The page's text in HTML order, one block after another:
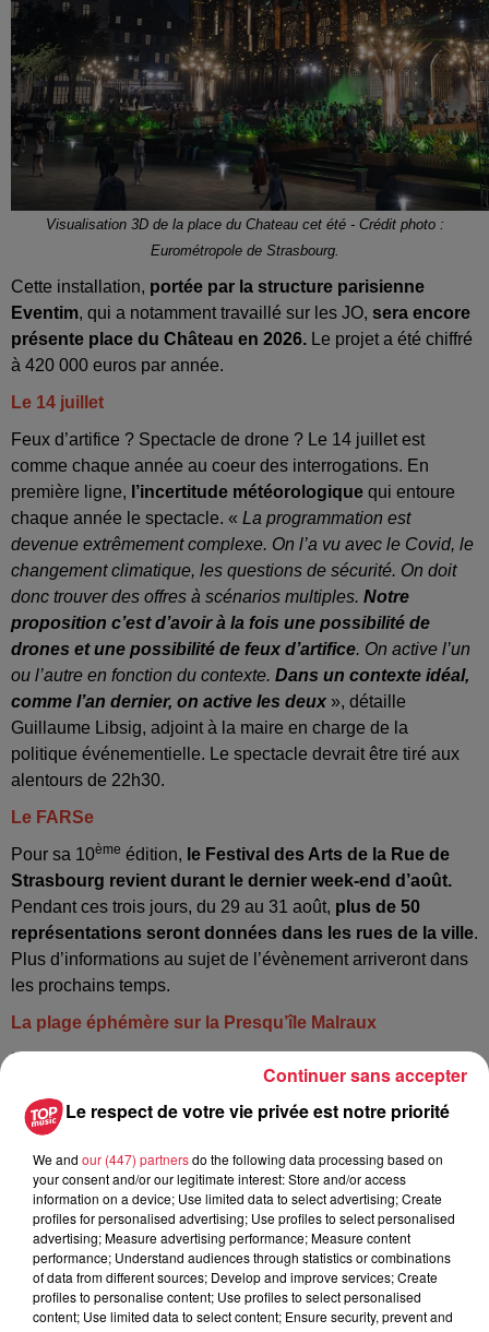
Visualisation 3D de la place du Chateau cet été - Crédit photo :
Eurométropole de Strasbourg.
Cette installation, portée par la structure parisienne
Eventim, qui a notamment travaillé sur les JO, sera encore
présente place du Château en 2026. Le projet a été chiffré
à 420 000 euros par année.
Le 14 juillet
Feux d’artifice ? Spectacle de drone ? Le 14 juillet est
comme chaque année au coeur des interrogations. En
première ligne, l’incertitude météorologique qui entoure
chaque année le spectacle. « La programmation est
devenue extrêmement complexe. On l’a vu avec le Covid, le
changement climatique, les questions de sécurité. On doit
donc trouver des offres à scénarios multiples. Notre
proposition c’est d’avoir à la fois une possibilité de
drones et une possibilité de feux d’artifice. On active l’un
ou l’autre en fonction du contexte. Dans un contexte idéal,
comme l’an dernier, on active les deux », détaille
Guillaume Libsig, adjoint à la maire en charge de la
politique événementielle. Le spectacle devrait être tiré aux
alentours de 22h30.
Le FARSe
Pour sa 10ème édition, le Festival des Arts de la Rue de
Strasbourg revient durant le dernier week-end d’août.
Pendant ces trois jours, du 29 au 31 août, plus de 50
représentations seront données dans les rues de la ville.
Plus d’informations au sujet de l’évènement arriveront dans
les prochains temps.
La plage éphémère sur la Presqu’île Malraux
Du 5 juillet au 31 août,
retour sur la Presqu’île Malraux. Elle sera en accès libre
tous les jours, de 8h à minuit. La base nautique, qui
accueille pédalos et kayaks, reviendra également
les après-midis de l’été.
Publié : 28 mai 2025 à 12h55 - Modifié : 30 octobre 2025 à
16h48
Jules Scheuer
Le respect de votre vie privée est notre priorité
We and our (447) partnersdo the following data processing based on
your consent and/or our legitimate interest: Store and/or access
information on a device; Use limited data to select advertising; Create
profiles for personalised advertising; Use profiles to select personalised
advertising; Measure advertising performance; Measure content
performance; Understand audiences through statistics or combinations
of data from different sources; Develop and improve services; Create
profiles to personalise content; Use profiles to select personalised
content; Use limited data to select content; Ensure security, prevent and
Continuer sans accepter